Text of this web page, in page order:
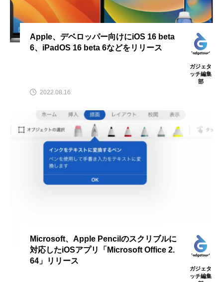
Apple、デベロッパー向けにiOS 16 beta
6、iPadOS 16 beta 6などをリリース
ガジェタ
ッチ編集
部
2022.08.16
Microsoft、Apple Pencilのスクリブルに
対応したiOSアプリ「Microsoft Office 2.
64」リリース
ガジェタ
ッチ編集